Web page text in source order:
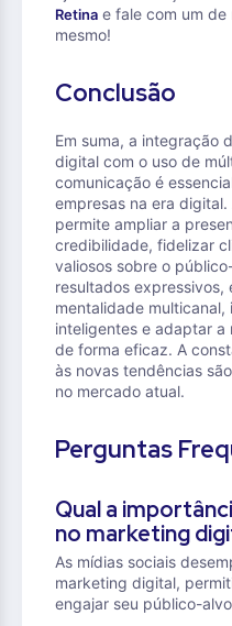
Retina e fale com um de
mesmo!
Conclusão
Em suma, a integração
digital com o uso de
comunicação é
empresas na era
permite ampliar a
credibilidade, fidelizar
valiosos sobre o
resultados expressivos,
mentalidade
inteligentes e adaptar a
de forma eficaz. A
às novas tendências
no mercado atual.
Perguntas
Qual a
no marketing
As mídias sociais
marketing digital,
engajar seu público-